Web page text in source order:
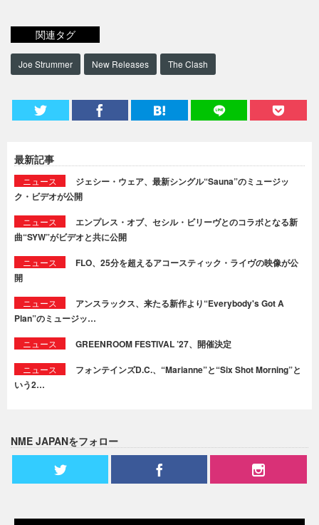
関連タグ
Joe Strummer New Releases The Clash
最新記事
ニュース
ジェシー・ウェア、最新シングル“Sauna”のミュージッ
ク・ビデオが公開
ニュース
エンプレス・オブ、セシル・ビリーヴとのコラボとなる新
曲“SYW”がビデオと共に公開
ニュース
FLO、25分を超えるアコースティック・ライヴの映像が公
開
ニュース
アンスラックス、来たる新作より“Everybody's Got A
Plan”のミュージッ…
ニュース GREENROOM FESTIVAL ’27、開催決定
ニュース
フォンテインズD.C.、“Marianne”と“Six Shot Morning”と
いう2…
NME JAPANをフォロー